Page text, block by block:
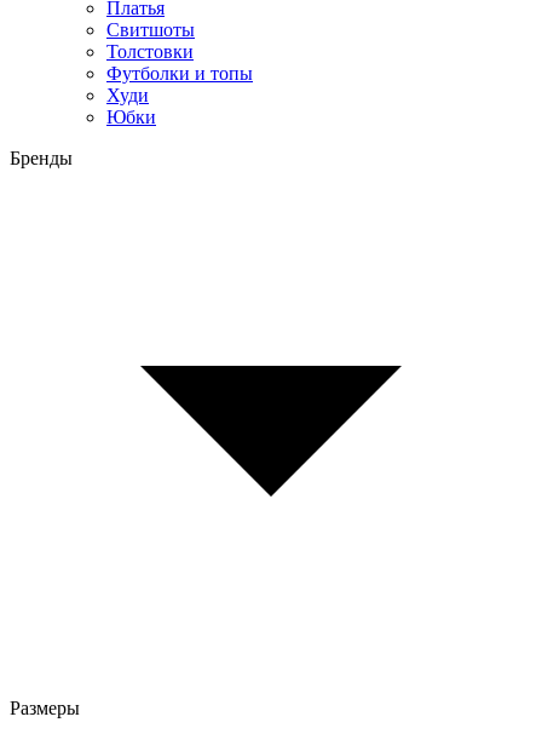
Платья
Свитшоты
Толстовки
Футболки и топы
Худи
Юбки
Бренды
Размеры